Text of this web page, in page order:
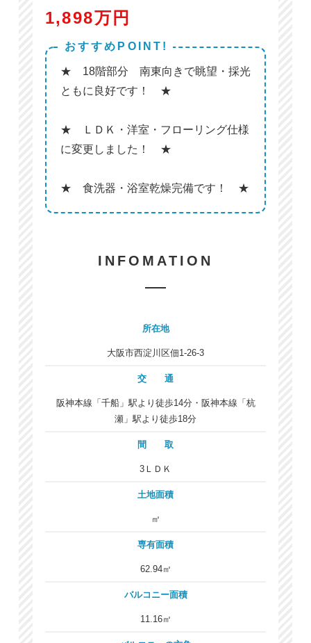
1,898万円
おすすめPOINT!
★ 18階部分 南東向きで眺望・採光
ともに良好です！ ★
★ ＬＤＫ・洋室・フローリング仕様
に変更しました！ ★
★ 食洗器・浴室乾燥完備です！ ★
INFOMATION
所在地
大阪市西淀川区佃1-26-3
交 通
阪神本線「千船」駅より徒歩14分・阪神本線「杭
瀬」駅より徒歩18分
間 取
3ＬＤＫ
土地面積
㎡
専有面積
62.94㎡
バルコニー面積
11.16㎡